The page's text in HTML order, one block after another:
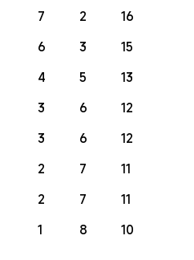
7 2
16
6 3
15
4 5
13
3 6
12
3 6
12
2 7
11
2 7
11
1 8 10